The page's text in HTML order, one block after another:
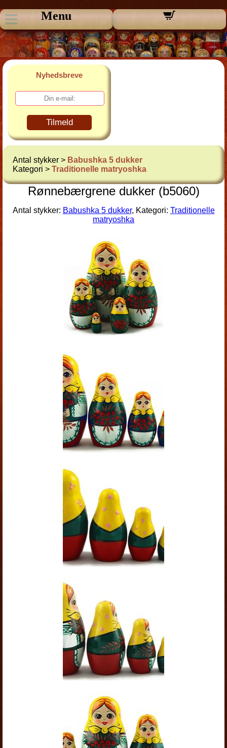
Menu
Nyhedsbreve
Tilmeld
Antal stykker > Babushka 5 dukker
Kategori > Traditionelle matryoshka
Rønnebærgrene dukker (b5060)
Antal stykker: Babushka 5 dukker, Kategori: Traditionelle
matryoshka